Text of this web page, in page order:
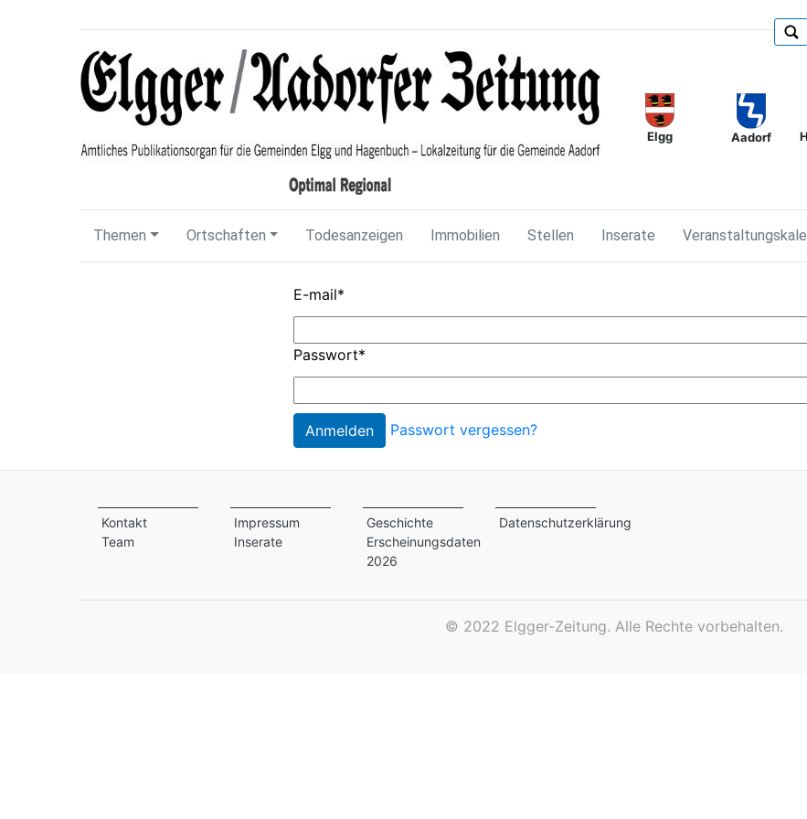
Elgg Aadorf
Themen Ortschaften Todesanzeigen Immobilien Stellen Inserate
E-mail*
Passwort*
Passwort vergessen?
Kontakt
Team
Impressum
Inserate
Geschichte
Erscheinungsdaten
2026
Datenschutzerklärung
© 2022 Elgger-Zeitung. Alle Rechte vorbehalten.